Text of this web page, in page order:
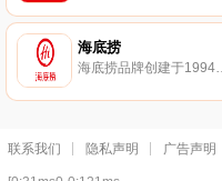
海底捞
海底捞品牌创建于1994年，历经二十多年的发展，海底捞国际控股有限公司已经成长为国际知名的餐饮企业。截止2020年，海底捞在全球开设935家直营餐厅，其中868家位于的164个城市，67家位于中国香港、中国澳门、中国及海外，包括新加坡、韩国、日本、美国、加拿大、英国、越南、马来西亚、印度尼西亚及澳大利亚等地。
联系我们 隐私声明 广告声明